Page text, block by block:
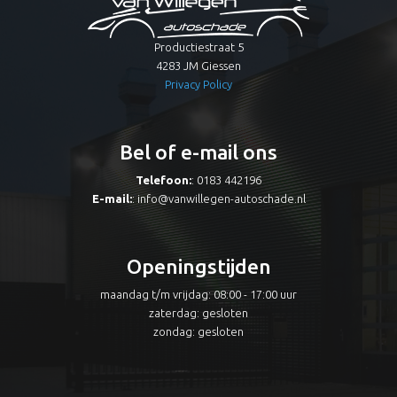
Productiestraat 5
4283 JM Giessen
Privacy Policy
Bel of e-mail ons
Telefoon:: 0183 442196
E-mail:: info@vanwillegen-autoschade.nl
Openingstijden
maandag t/m vrijdag: 08:00 - 17:00 uur
zaterdag: gesloten
zondag: gesloten